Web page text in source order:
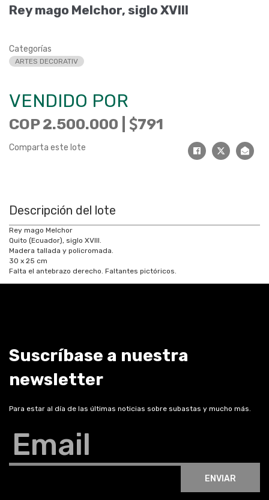
Rey mago Melchor, siglo XVIII
Categorías
ARTES DECORATIV
VENDIDO POR
COP 2.500.000 | 791
Comparta este lote
Descripción del lote
Rey mago Melchor
Quito (Ecuador), siglo XVIII.
Madera tallada y policromada.
30 x 25 cm
Falta el antebrazo derecho. Faltantes pictóricos.
Suscríbase a nuestra
newsletter
Para estar al día de las últimas noticias sobre subastas y mucho más.
Email
ENVIAR